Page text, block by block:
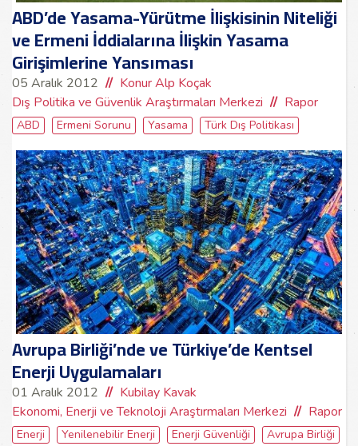
ABD’de Yasama-Yürütme İlişkisinin Niteliği
ve Ermeni İddialarına İlişkin Yasama
Girişimlerine Yansıması
05 Aralık 2012
Konur Alp Koçak
Dış Politika ve Güvenlik Araştırmaları Merkezi
Rapor
ABD Ermeni Sorunu Yasama Türk Dış Politikası
Avrupa Birliği’nde ve Türkiye’de Kentsel
Enerji Uygulamaları
01 Aralık 2012
Kubilay Kavak
Ekonomi, Enerji ve Teknoloji Araştırmaları Merkezi
Rapor
Enerji Yenilenebilir Enerji Enerji Güvenliği Avrupa Birliği